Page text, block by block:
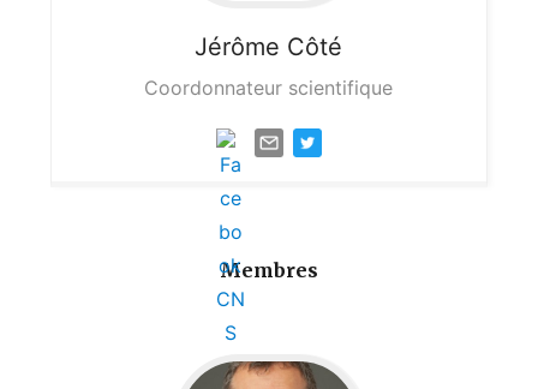
Jérôme Côté
Coordonnateur scientifique
Membres